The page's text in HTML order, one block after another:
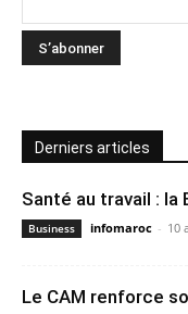
Derniers articles
Santé au travail : la
Business infomaroc - 10
Le CAM renforce